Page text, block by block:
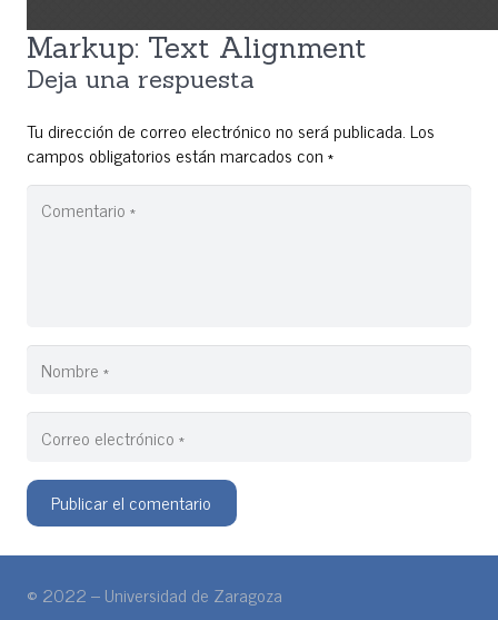
Markup: Text Alignment
Deja una respuesta
Tu dirección de correo electrónico no será publicada.Los
campos obligatorios están marcados con*
Publicar el comentario
© 2022 – Universidad de Zaragoza